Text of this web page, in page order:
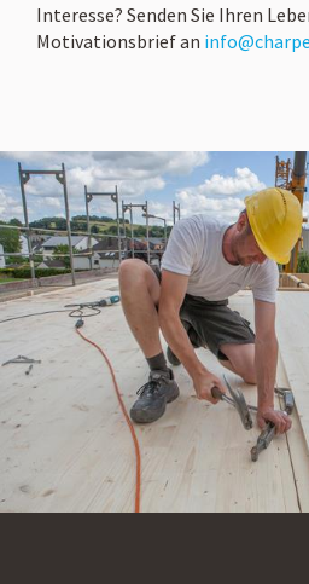
Home
News
Interesse? Senden Sie Ihren
Motivationsbrief an